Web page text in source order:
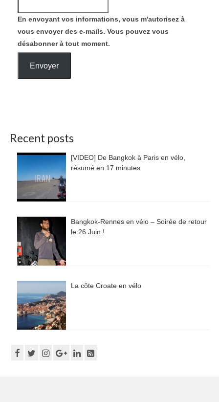
En envoyant vos informations, vous m'autorisez à
vous envoyer des e-mails. Vous pouvez vous
désabonner à tout moment.
Envoyer
Recent posts
[VIDEO] De Bangkok à Paris en vélo,
résumé en 17 minutes
Bangkok-Rennes en vélo – Soirée de retour
le 26 Juin !
La côte Croate en vélo